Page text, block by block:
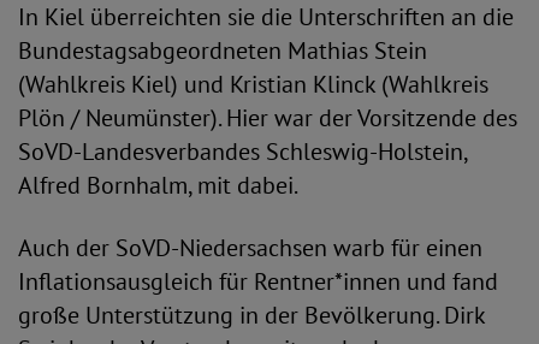
In Kiel überreichten sie die Unterschriften an die
Bundestagsabgeordneten Mathias Stein
(Wahlkreis Kiel) und Kristian Klinck (Wahlkreis
Plön / Neumünster). Hier war der Vorsitzende des
SoVD-Landesverbandes Schleswig-Holstein,
Alfred Bornhalm, mit dabei.
Auch der SoVD-Niedersachsen warb für einen
Inflationsausgleich für Rentner*innen und fand
große Unterstützung in der Bevölkerung. Dirk